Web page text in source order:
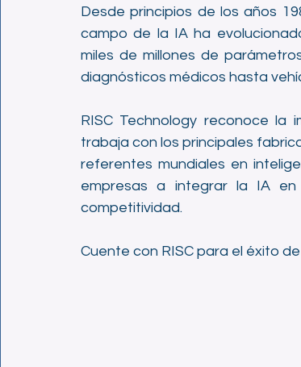
Desde principios de los años
campo de la IA ha
miles de millones de
diagnósticos médicos hasta
RISC Technology reconoce
trabaja con los principales
referentes mundiales en
empresas a integrar la IA en
competitividad.
Cuente con RISC para el éxito